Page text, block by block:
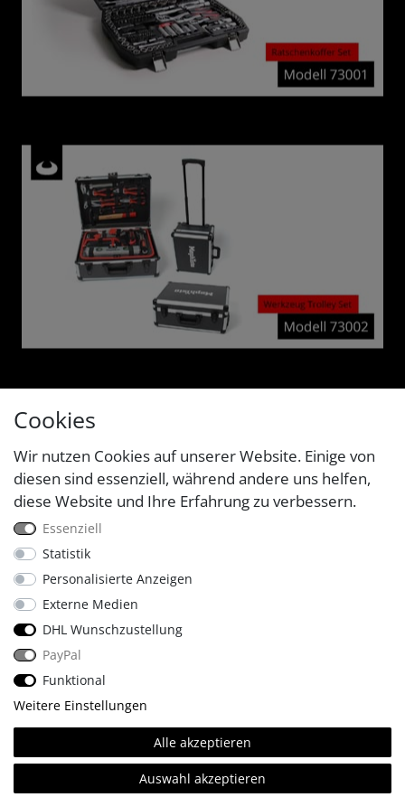
© Copyright 2026 Four & More GmbH Sinsheim. | Alle Rechte
vorbehalten.
** gilt nur für Lagerware
Cookies
Wir nutzen Cookies auf unserer Website. Einige von
diesen sind essenziell, während andere uns helfen,
diese Website und Ihre Erfahrung zu verbessern.
Essenziell
Statistik
Personalisierte Anzeigen
Externe Medien
DHL Wunschzustellung
PayPal
Funktional
Weitere Einstellungen
Alle akzeptieren
Auswahl akzeptieren